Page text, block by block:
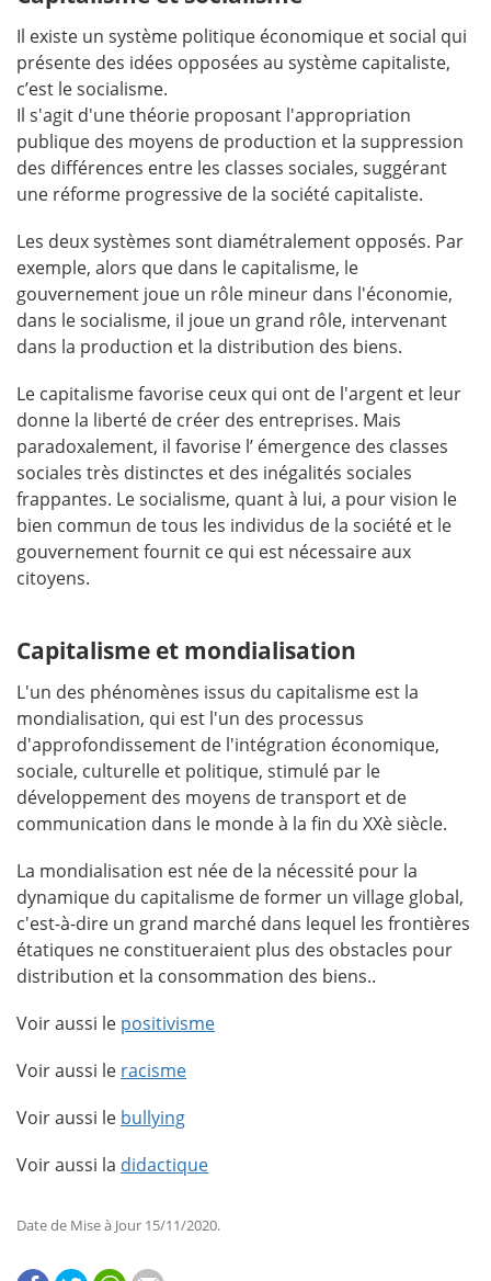
Il existe un système politique économique et social qui
présente des idées opposées au système capitaliste,
c’est le socialisme.
Il s'agit d'une théorie proposant l'appropriation
publique des moyens de production et la suppression
des différences entre les classes sociales, suggérant
une réforme progressive de la société capitaliste.
Les deux systèmes sont diamétralement opposés. Par
exemple, alors que dans le capitalisme, le
gouvernement joue un rôle mineur dans l'économie,
dans le socialisme, il joue un grand rôle, intervenant
dans la production et la distribution des biens.
Le capitalisme favorise ceux qui ont de l'argent et leur
donne la liberté de créer des entreprises. Mais
paradoxalement, il favorise l’ émergence des classes
sociales très distinctes et des inégalités sociales
frappantes. Le socialisme, quant à lui, a pour vision le
bien commun de tous les individus de la société et le
gouvernement fournit ce qui est nécessaire aux
citoyens.
Capitalisme et mondialisation
L'un des phénomènes issus du capitalisme est la
mondialisation, qui est l'un des processus
d'approfondissement de l'intégration économique,
sociale, culturelle et politique, stimulé par le
développement des moyens de transport et de
communication dans le monde à la fin du XXè siècle.
La mondialisation est née de la nécessité pour la
dynamique du capitalisme de former un village global,
c'est-à-dire un grand marché dans lequel les frontières
étatiques ne constitueraient plus des obstacles pour
distribution et la consommation des biens..
Voir aussi le positivisme
Voir aussi le racisme
Voir aussi le bullying
Voir aussi la didactique
Date de Mise à Jour 15/11/2020.